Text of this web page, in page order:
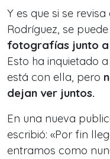
Y es que si se
Rodríguez, se
fotografías junto a
Esto ha inquietado
está con ella, pero
dejan ver juntos.
En una nueva
escribió: «Por fin
entramos como